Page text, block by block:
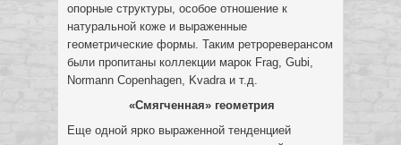
опорные структуры, особое отношение к
натуральной коже и выраженные
геометрические формы. Таким ретрореверансом
были пропитаны коллекции марок Frag, Gubi,
Normann Copenhagen, Kvadra и т.д.
«Смягченная» геометрия
Еще одной ярко выраженной тенденцией